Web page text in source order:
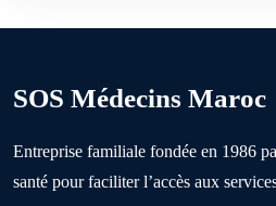
Boujniba
Boulanouare
SOS Médecins Maroc
Entreprise familiale fondée en 1986
santé pour faciliter l’accès aux